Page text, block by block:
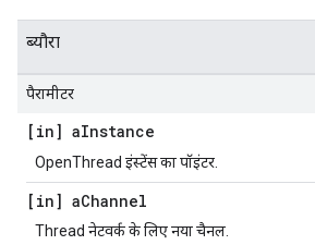
ब्यौरा
पैरामीटर
[in] aInstance
OpenThread इंस्टेंस का पॉइंटर.
[in] aChannel
Thread नेटवर्क के लिए नया चैनल.